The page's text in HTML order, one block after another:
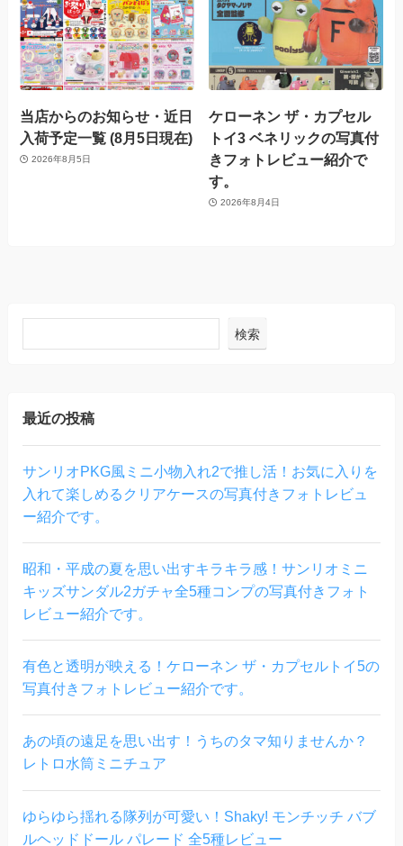
当店からのお知らせ・近日
入荷予定一覧 (8月5日現在)
2026年8月5日
ケローネン ザ・カプセル
トイ3 ベネリックの写真付
きフォトレビュー紹介で
す。
2026年8月4日
検索
最近の投稿
サンリオPKG風ミニ小物入れ2で推し活！お気に入りを
入れて楽しめるクリアケースの写真付きフォトレビュ
ー紹介です。
昭和・平成の夏を思い出すキラキラ感！サンリオミニ
キッズサンダル2ガチャ全5種コンプの写真付きフォト
レビュー紹介です。
有色と透明が映える！ケローネン ザ・カプセルトイ5の
写真付きフォトレビュー紹介です。
あの頃の遠足を思い出す！うちのタマ知りませんか？
レトロ水筒ミニチュア
ゆらゆら揺れる隊列が可愛い！Shaky! モンチッチ バブ
ルヘッドドール パレード 全5種レビュー